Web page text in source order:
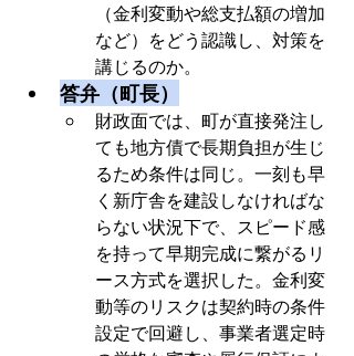
（金利変動や総支払額の増加
など）をどう認識し、対策を
講じるのか。
答弁（町長）
財政面では、町が直接発注し
ても地方債で長期負担が生じ
るため条件は同じ。一刻も早
く新庁舎を建設しなければな
らない状況下で、スピード感
を持って早期完成に繋がるリ
ース方式を選択した。金利変
動等のリスクは契約時の条件
設定で回避し、事業者選定時